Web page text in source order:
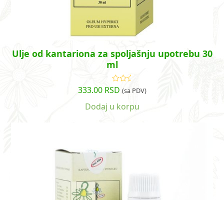
Ulje od kantariona za spoljašnju upotrebu 30
ml
Ocenjeno
sa5.00od
333.00 RSD (sa PDV)
Dodaj u korpu